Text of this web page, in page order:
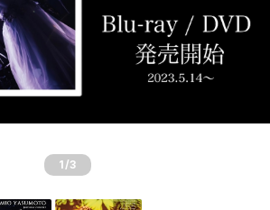
1 /3